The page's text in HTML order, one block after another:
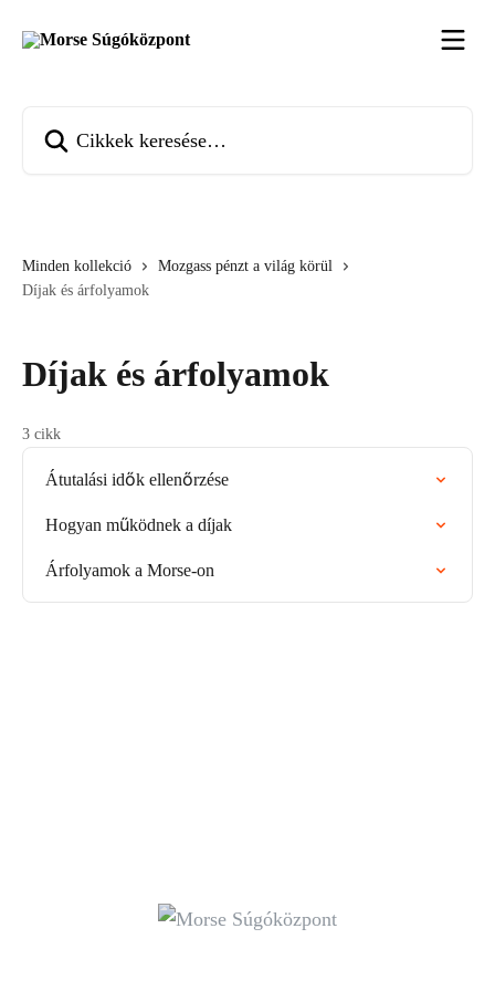
Minden kollekció
Mozgass pénzt a világ körül
Díjak és árfolyamok
Díjak és árfolyamok
3 cikk
Átutalási idők ellenőrzése
Hogyan működnek a díjak
Árfolyamok a Morse-on